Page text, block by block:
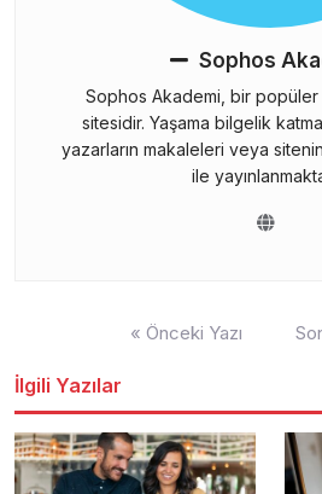
Sophos
Sophos Akademi, bir
sitesidir. Yaşama bilgelik
yazarların makaleleri veya
ile
« Önceki Yazı
İlgili Yazılar